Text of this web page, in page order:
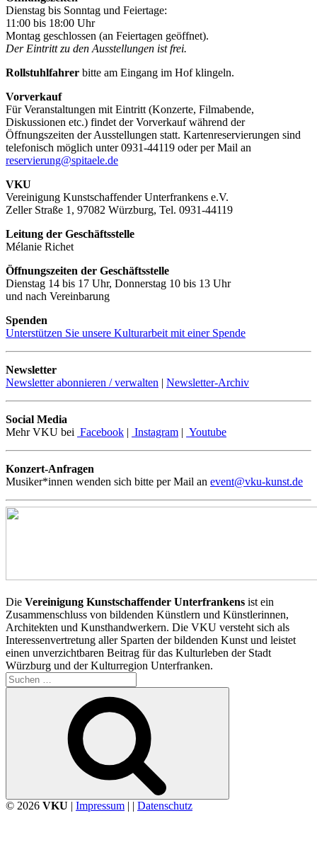
Dienstag bis Sonntag und Feiertage:
11:00 bis 18:00 Uhr
Montag geschlossen (an Feiertagen geöffnet).
Der Eintritt zu den Ausstellungen ist frei.
Rollstuhlfahrer bitte am Eingang im Hof klingeln.
Vorverkauf
Für Veranstaltungen mit Eintritt (Konzerte, Filmabende,
Diskussionen etc.) findet der Vorverkauf während der
Öffnungszeiten der Ausstellungen statt. Kartenreservierungen sind
telefonisch möglich unter 0931-44119 oder per Mail an
reservierung@spitaele.de
VKU
Vereinigung Kunstschaffender Unterfrankens e.V.
Zeller Straße 1, 97082 Würzburg, Tel. 0931-44119
Leitung der Geschäftsstelle
Mélanie Richet
Öffnungszeiten der Geschäftsstelle
Dienstag 14 bis 17 Uhr, Donnerstag 10 bis 13 Uhr
und nach Vereinbarung
Spenden
Unterstützen Sie unsere Kulturarbeit mit einer Spende
Newsletter
Newsletter abonnieren / verwalten | Newsletter-Archiv
Social Media
Mehr VKU bei Facebook | Instagram | Youtube
Konzert-Anfragen
Musiker*innen wenden sich bitte per Mail an event@vku-kunst.de
Die Vereinigung Kunstschaffender Unterfrankens ist ein
Zusammenschluss von bildenden Künstlern und Künstlerinnen,
Architekten und Kunsthandwerkern. Die VKU versteht sich als
Interessenvertretung aller Sparten der bildenden Kunst und leistet
einen unverzichtbaren Beitrag für das Kulturleben der Stadt
Würzburg und der Kulturregion Unterfranken.
Suchen
nach:
© 2026 VKU | Impressum | | Datenschutz